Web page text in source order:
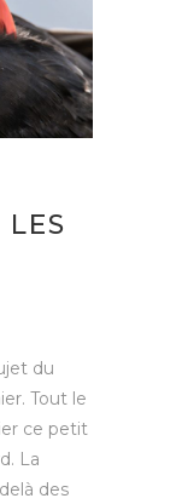
du
Tout le
ce petit
La
des